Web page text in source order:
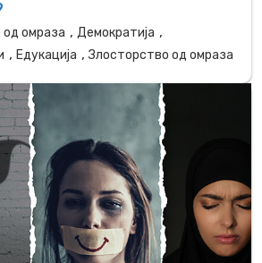
од омраза , Демократија ,
, Едукација ,Злосторство од омраза